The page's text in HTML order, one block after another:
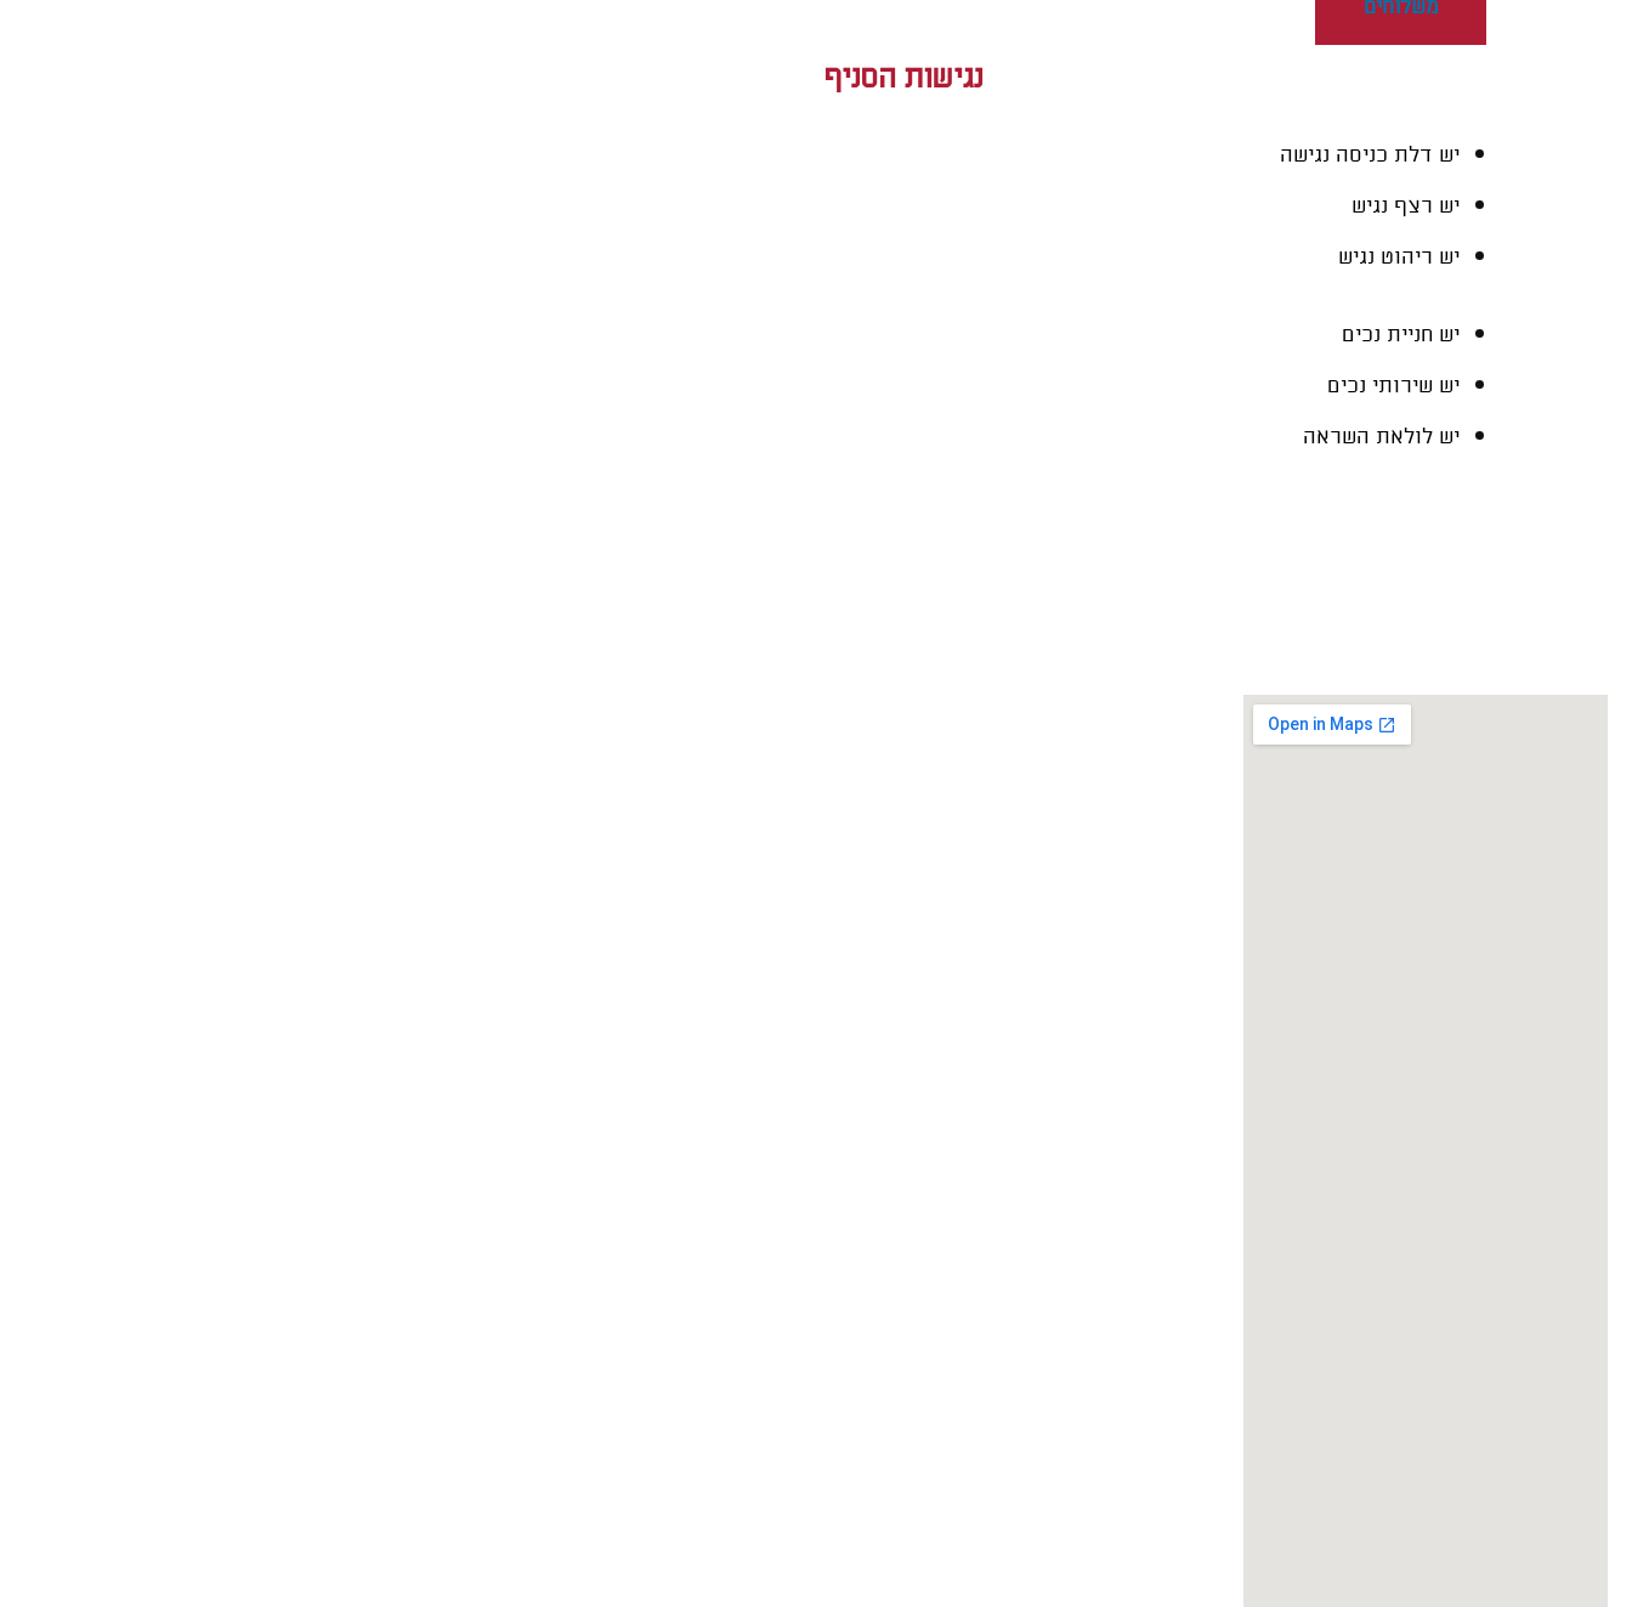
משלוחים
נגישות הסניף
יש דלת כניסה נגישה
יש רצף נגיש
יש ריהוט נגיש
יש חניית נכים
יש שירותי נכים
יש לולאת השראה